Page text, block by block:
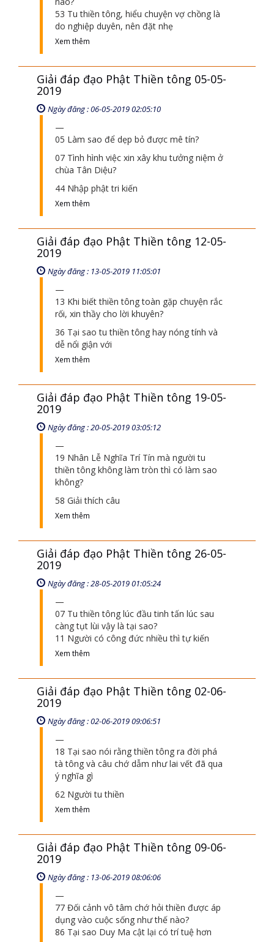
30 Lợi ích của người tu theo thiền tông thế
nào?
Xem thêm
Giải đáp đạo Phật Thiền tông 05-05-
2019
Ngày đăng : 06-05-2019 02:05:10
05 Làm sao để dẹp bỏ được mê tín?
07 Tình hình việc xin xây khu tưởng niệm ở
44 Nhập phật tri kiến
Xem thêm
Giải đáp đạo Phật Thiền tông 12-05-
2019
Ngày đăng : 13-05-2019 11:05:01
13 Khi biết thiền tông toàn gặp chuyện rắc
36 Tại sao tu thiền tông hay nóng tính và
dễ nổi giận với
Giải đáp đạo Phật Thiền tông 19-05-
2019
Ngày đăng : 20-05-2019 03:05:12
thiền tông không làm tròn thì có làm sao
không?
58 Giải thích câu
Xem thêm
Giải đáp đạo Phật Thiền tông 26-05-
2019
07 Tu thiền tông lúc đầu tinh tấn lúc sau
càng tụt lùi vậy là tại sao?
11 Người có công đức nhiều thì tự kiến
Giải đáp đạo Phật Thiền tông 02-06-
2019
Ngày đăng : 02-06-2019 09:06:51
18 Tại sao nói rằng thiền tông ra đời phá
tà tông và câu chớ dẫm như lai vết đã qua
Xem thêm